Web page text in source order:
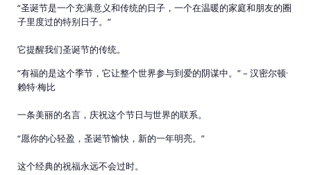
“圣诞节是一个充满意义和传统的日子，一个在温暖的家庭和朋友的圈
子里度过的特别日子。”
它提醒我们圣诞节的传统。
“有福的是这个季节，它让整个世界参与到爱的阴谋中。” – 汉密尔顿·
赖特·梅比
一条美丽的名言，庆祝这个节日与世界的联系。
“愿你的心轻盈，圣诞节愉快，新的一年明亮。”
这个经典的祝福永远不会过时。